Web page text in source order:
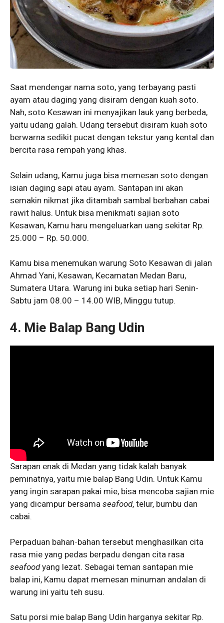
Saat mendengar nama soto, yang terbayang pasti
ayam atau daging yang disiram dengan kuah soto.
Nah, soto Kesawan ini menyajikan lauk yang berbeda,
yaitu udang galah. Udang tersebut disiram kuah soto
berwarna sedikit pucat dengan tekstur yang kental dan
bercita rasa rempah yang khas.
Selain udang, Kamu juga bisa memesan soto dengan
isian daging sapi atau ayam. Santapan ini akan
semakin nikmat jika ditambah sambal berbahan cabai
rawit halus. Untuk bisa menikmati sajian soto
Kesawan, Kamu haru mengeluarkan uang sekitar Rp.
25.000 – Rp. 50.000.
Kamu bisa menemukan warung Soto Kesawan di jalan
Ahmad Yani, Kesawan, Kecamatan Medan Baru,
Sumatera Utara. Warung ini buka setiap hari Senin-
Sabtu jam 08.00 – 14.00 WIB, Minggu tutup.
4. Mie Balap Bang Udin
Sarapan enak di Medan yang tidak kalah banyak
peminatnya, yaitu mie balap Bang Udin. Untuk Kamu
yang ingin sarapan pakai mie, bisa mencoba sajian mie
yang dicampur bersama seafood, telur, bumbu dan
cabai.
Perpaduan bahan-bahan tersebut menghasilkan cita
rasa mie yang pedas berpadu dengan cita rasa
seafoodyang lezat. Sebagai teman santapan mie
balap ini, Kamu dapat memesan minuman andalan di
warung ini yaitu teh susu.
Satu porsi mie balap Bang Udin harganya sekitar Rp.